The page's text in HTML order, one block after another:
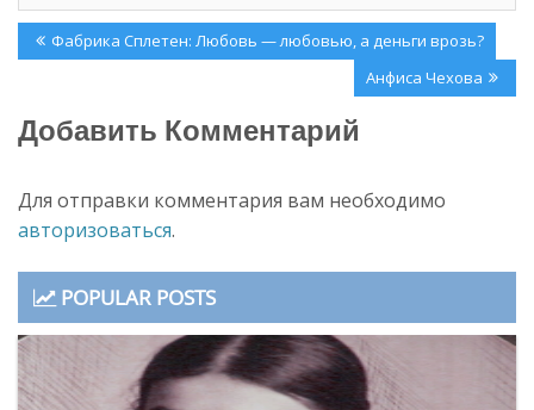
е
)
Навигация
по
Previous
Post:
Фабрика Сплетен: Любовь — любовью, а деньги врозь?
Next
Post:
Анфиса Чехова
Добавить Комментарий
Для отправки комментария вам необходимо
авторизоваться.
POPULAR POSTS